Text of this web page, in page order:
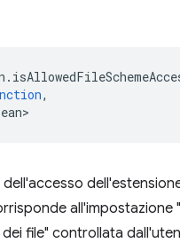
.
,
all'impostazione
dei file" controllata